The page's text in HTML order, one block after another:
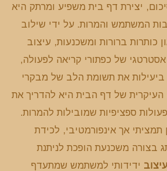
יצירת דף בית משפיע ומרתק היא
המשתמש והמרות. על ידי שילוב
כותרות ברורות ומשכנעות, עיצוב
אסטרטגי של כפתורי קריאה לפעולה,
ביעילות את תשומת הלב של מבקרי
של דף הבית היא להדריך את
ספציפיות שמובילות להמרות.
אך אינפורמטיבי, לכידת
בצורה משכנעת הופכת לניתנת
עיצוב ידידותי למשתמש שמתעדף